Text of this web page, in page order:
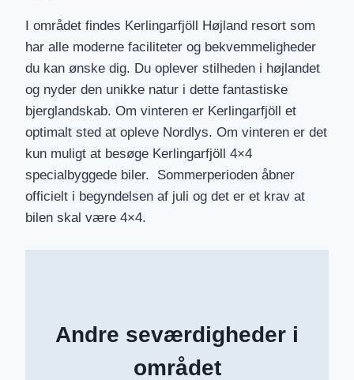
I området findes Kerlingarfjöll Højland resort som
har alle moderne faciliteter og bekvemmeligheder
du kan ønske dig. Du oplever stilheden i højlandet
og nyder den unikke natur i dette fantastiske
bjerglandskab. Om vinteren er Kerlingarfjöll et
optimalt sted at opleve Nordlys. Om vinteren er det
kun muligt at besøge Kerlingarfjöll 4×4
specialbyggede biler. Sommerperioden åbner
officielt i begyndelsen af juli og det er et krav at
bilen skal være 4×4.
Andre seværdigheder i
området